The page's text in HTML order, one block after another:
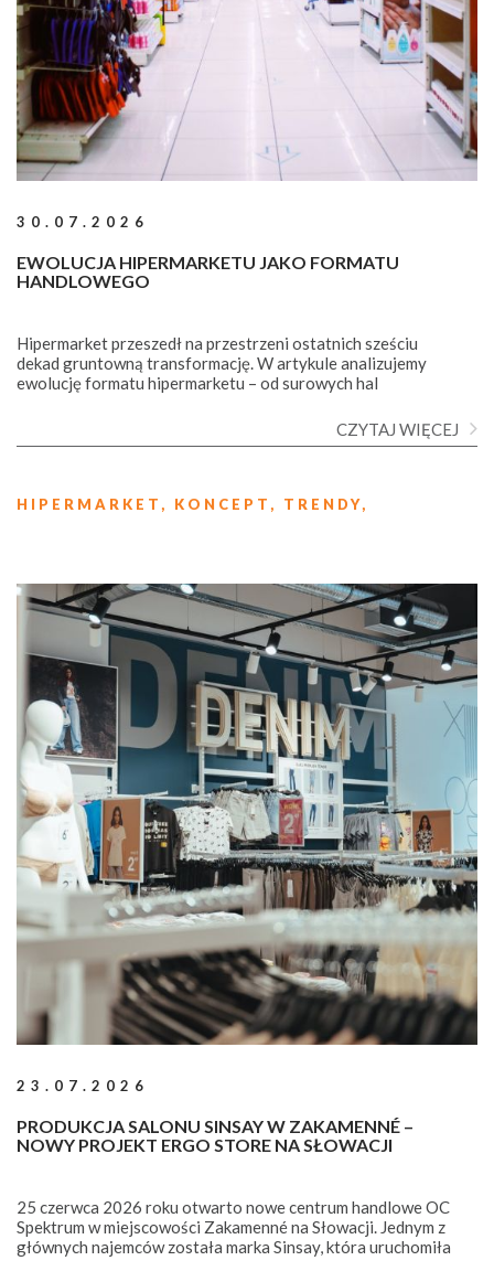
30.07.2026
EWOLUCJA HIPERMARKETU JAKO FORMATU
HANDLOWEGO
Hipermarket przeszedł na przestrzeni ostatnich sześciu
dekad gruntowną transformację. W artykule analizujemy
ewolucję formatu hipermarketu – od surowych hal
CZYTAJ WIĘCEJ
HIPERMARKET, KONCEPT, TRENDY,
23.07.2026
PRODUKCJA SALONU SINSAY W ZAKAMENNÉ –
NOWY PROJEKT ERGO STORE NA SŁOWACJI
25 czerwca 2026 roku otwarto nowe centrum handlowe OC
Spektrum w miejscowości Zakamenné na Słowacji. Jednym z
głównych najemców została marka Sinsay, która uruchomiła